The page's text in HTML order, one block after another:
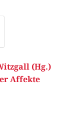
(Hg.)
Affekte